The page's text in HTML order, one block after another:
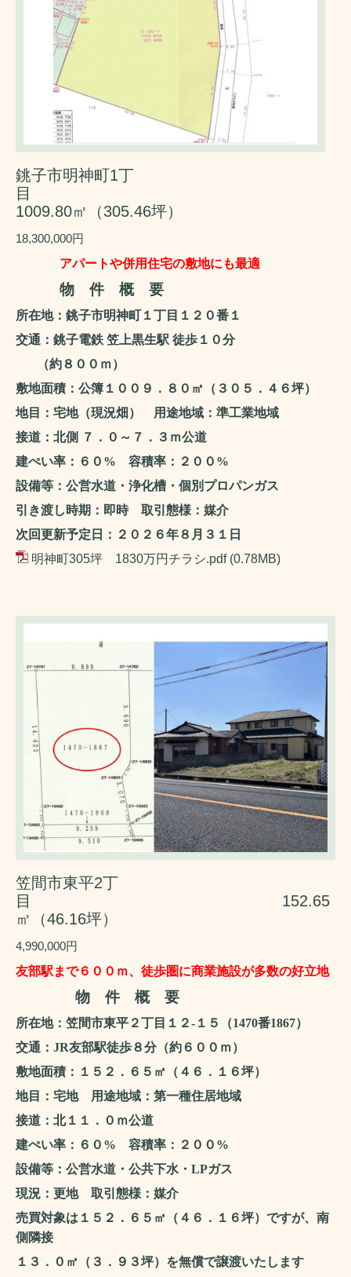
銚子市明神町1丁
目
1009.80㎡（305.46坪）
18,300,000円
アパートや併用住宅の敷地にも最適
物 件 概 要
所在地：銚子市明神町１丁目１２０番１
交通：銚子電鉄 笠上黒生駅 徒歩１０分
（約８００ｍ）
敷地面積：公簿１００９．８０㎡（３０５．４６坪）
地目：宅地（現況畑） 用途地域：準工業地域
接道：北側 ７．０～７．３ｍ公道
建ぺい率：６０ % 容積率：２００ %
設備等：公営水道・浄化槽・個別プロパンガス
引き渡し時期：即時 取引態様：媒介
次回更新予定日：２０２６年８月３１日
明神町305坪 1830万円チラシ.pdf(0.78MB)
笠間市東平2丁
目 152.65
㎡（46.16坪）
4,990,000円
友部駅まで６００ｍ、徒歩圏に商業施設が多数の好立地
物 件 概 要
所在地：笠間市東平２丁目１２‐１５（1470番1867）
交通： JR友部駅徒歩８分（約６００ｍ）
敷地面積：１５２．６５㎡（４６．１６坪）
地目：宅地 用途地域：第一種住居地域
接道：北１１．０ｍ公道
建ぺい率：６０ % 容積率：２００ %
設備等：公営水道・公共下水・ LPガス
現況：更地 取引態様：媒介
売買対象は１５２．６５㎡（４６．１６坪）ですが、 南
側隣接
１３．０㎡（３．９３坪）を無償で譲渡いたします